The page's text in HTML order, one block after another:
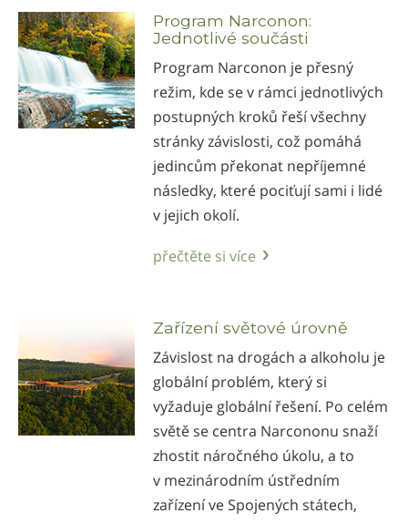
Program Narconon:
Jednotlivé součásti
Program Narconon je přesný
režim, kde se v rámci jednotlivých
postupných kroků řeší všechny
stránky závislosti, což pomáhá
jedincům překonat nepříjemné
následky, které pociťují sami i lidé
v jejich okolí.
přečtěte si více
Zařízení světové úrovně
Závislost na drogách a alkoholu je
globální problém, který si
vyžaduje globální řešení. Po celém
světě se centra Narcononu snaží
zhostit náročného úkolu, a to
v mezinárodním ústředním
zařízení ve Spojených státech,